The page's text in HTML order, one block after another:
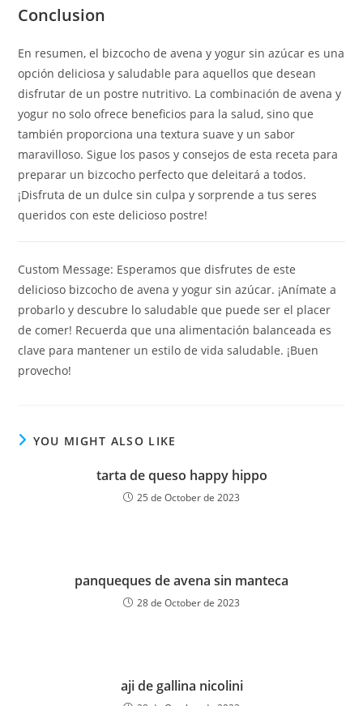
Conclusion
En resumen, el bizcocho de avena y yogur sin azúcar es una
opción deliciosa y saludable para aquellos que desean
disfrutar de un postre nutritivo. La combinación de avena y
yogur no solo ofrece beneficios para la salud, sino que
también proporciona una textura suave y un sabor
maravilloso. Sigue los pasos y consejos de esta receta para
preparar un bizcocho perfecto que deleitará a todos.
¡Disfruta de un dulce sin culpa y sorprende a tus seres
queridos con este delicioso postre!
Custom Message: Esperamos que disfrutes de este
delicioso bizcocho de avena y yogur sin azúcar. ¡Anímate a
probarlo y descubre lo saludable que puede ser el placer
de comer! Recuerda que una alimentación balanceada es
clave para mantener un estilo de vida saludable. ¡Buen
provecho!
YOU MIGHT ALSO LIKE
tarta de queso happy hippo
25 de October de 2023
panqueques de avena sin manteca
28 de October de 2023
aji de gallina nicolini